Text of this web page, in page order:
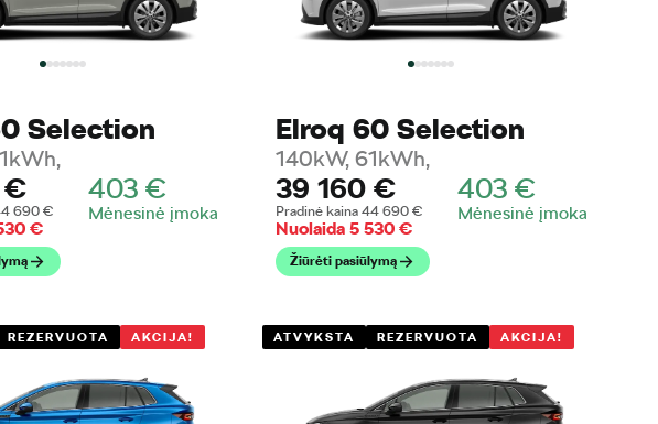
Selection
€
690 €
€
403 €
Mėnesinė įmoka
Elroq 60 Selection
140kW, 61kWh,
39 160€
Pradinė kaina 44 690€
Nuolaida 5 530€
403 €
Mėnesinė įmoka
Žiūrėti pasiūlymą
REZERVUOTA AKCIJA! ATVYKSTA REZERVUOTA AKCIJA!